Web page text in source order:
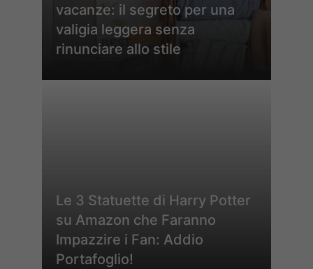
vacanze: il segreto per una
valigia leggera senza
rinunciare allo stile
Le 3 Statuette di Harry Potter
su Amazon che Faranno
Impazzire i Fan: Addio
Portafoglio!